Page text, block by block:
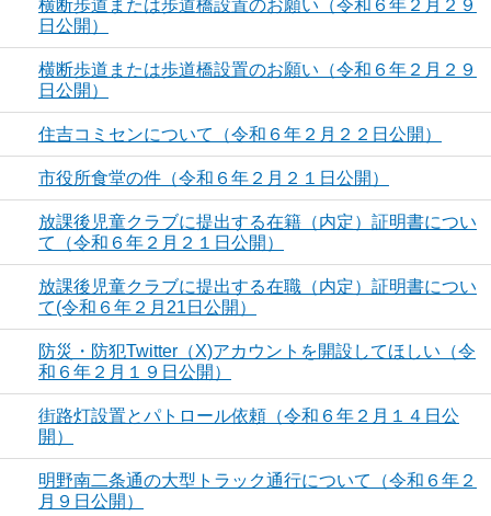
横断歩道または歩道橋設置のお願い（令和６年２月２９
日公開）
横断歩道または歩道橋設置のお願い（令和６年２月２９
日公開）
住吉コミセンについて（令和６年２月２２日公開）
市役所食堂の件（令和６年２月２１日公開）
放課後児童クラブに提出する在籍（内定）証明書につい
て（令和６年２月２１日公開）
放課後児童クラブに提出する在職（内定）証明書につい
て(令和６年２月21日公開）
防災・防犯Twitter（X)アカウントを開設してほしい（令
和６年２月１９日公開）
街路灯設置とパトロール依頼（令和６年２月１４日公
開）
明野南二条通の大型トラック通行について（令和６年２
月９日公開）